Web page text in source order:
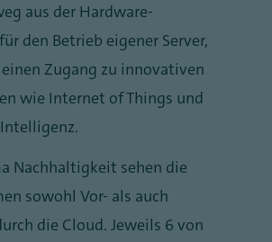
aus der Hardware-
den Betrieb eigener Server,
Zugang zu innovativen
wie Internet of Things und
Nachhaltigkeit sehen die
sowohl Vor- als auch
die Cloud. Jeweils 6 von